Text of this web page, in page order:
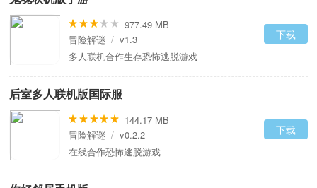
977.49 MB
冒险解谜 / v1.3
多人联机合作生存恐怖逃脱游戏
下载
后室多人联机版国际服
144.17 MB
冒险解谜 / v0.2.2
在线合作恐怖逃脱游戏
下载